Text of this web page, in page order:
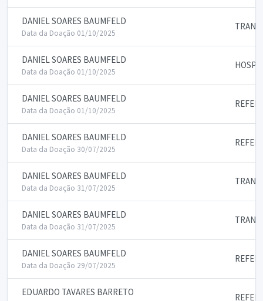
DANIEL SOARES BAUMFELD
Data da Doação 01/10/2025
DANIEL SOARES BAUMFELD
Data da Doação 01/10/2025
DANIEL SOARES BAUMFELD
Data da Doação 01/10/2025
DANIEL SOARES BAUMFELD
Data da Doação 30/07/2025
DANIEL SOARES BAUMFELD
Data da Doação 31/07/2025
DANIEL SOARES BAUMFELD
Data da Doação 31/07/2025
DANIEL SOARES BAUMFELD
Data da Doação 29/07/2025
EDUARDO TAVARES BARRETO